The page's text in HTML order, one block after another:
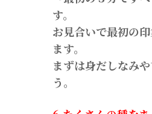
す。
お見合いで最初の
ます。
まずは身だしなみ
う。